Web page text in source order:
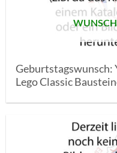
Geburtstagswunsch:
Lego Classic